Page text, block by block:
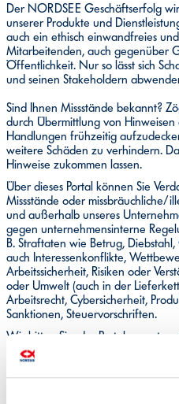
Der NORDSEE Geschäftserfolg
unserer Produkte und
auch ein ethisch einwandfreies
Mitarbeitenden, auch gegenüber
Öffentlichkeit. Nur so lässt sich
und seinen Stakeholdern
Sind Ihnen Missstände bekannt?
durch Übermittlung von
Handlungen frühzeitig
weitere Schäden zu verhindern.
Hinweise zukommen lassen.
Über dieses Portal können Sie
Missstände oder missbräuchliche/
und außerhalb unseres
gegen unternehmensinterne
B. Straftaten wie Betrug,
auch Interessenkonflikte,
Arbeitssicherheit, Risiken oder
oder Umwelt (auch in der
Arbeitsrecht, Cybersicherheit,
Sanktionen, Steuervorschriften.
Wir bitten Sie, das Portal
wenn für Sie – aus welchen
Gespräch als vorrangiger